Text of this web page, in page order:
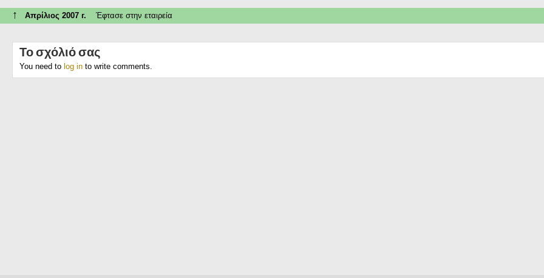
↑ Απρίλιος 2007 г. Έφτασε στην εταιρεία
Το σχόλιό σας
You need to log in to write comments.